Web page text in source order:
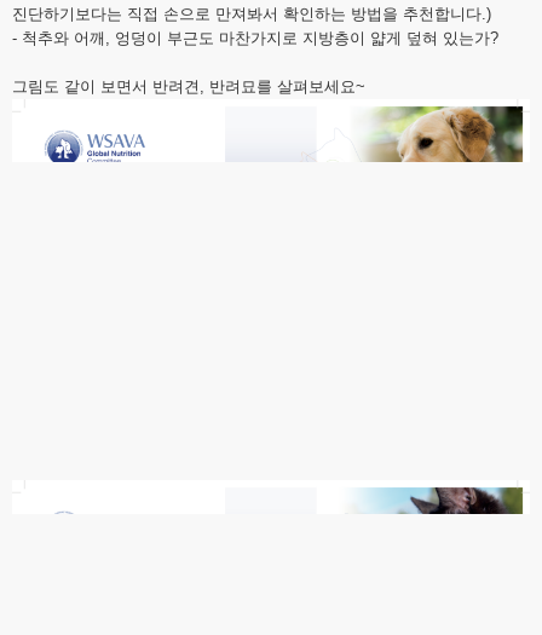
진단하기보다는 직접 손으로 만져봐서 확인하는 방법을 추천합니다.)
- 척추와 어깨, 엉덩이 부근도 마찬가지로 지방층이 얇게 덮혀 있는가?
그림도 같이 보면서 반려견, 반려묘를 살펴보세요~